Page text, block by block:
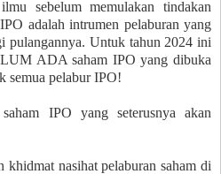
sebelum memulakan tindakan
adalah intrumen pelaburan yang
pulangannya. Untuk tahun 2024 ini
ADA saham IPO yang dibuka
semua pelabur IPO!
IPO yang seterusnya akan
nasihat pelaburan saham di